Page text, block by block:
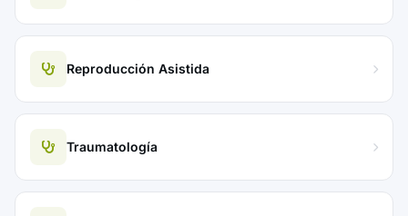
Reproducción Asistida
Traumatología